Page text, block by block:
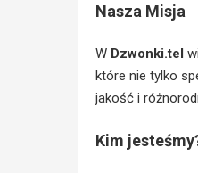
Nasza Misja
W Dzwonki.tel
które nie tylko
jakość i
Kim